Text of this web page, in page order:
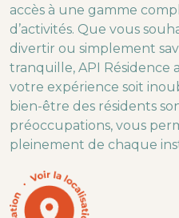
accès à une gamme
d’activités. Que vous
divertir ou simplement
tranquille, API
votre expérience soit
bien-être des résidents
préoccupations, vous
pleinement de chaque